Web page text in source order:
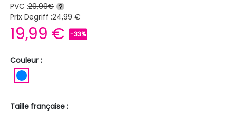
PVC :29,99€ ?
Prix Degriff :24,99 €
19,99 € -33%
Couleur :
Taille française :